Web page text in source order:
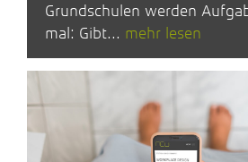
Grundschulen werden
mal: Gibt... mehr lesen